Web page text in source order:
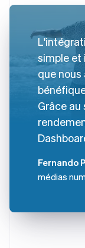
simple et
que
Grâce
Fernando
médias